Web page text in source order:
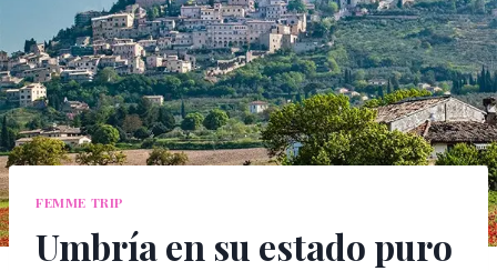
FEMME TRIP
Umbría en su estado puro